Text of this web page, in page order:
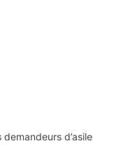
d’asile